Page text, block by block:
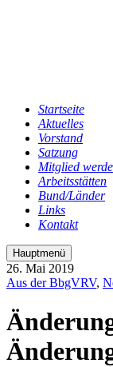
Startseite
Aktuelles
Vorstand
Satzung
Mitglied
Arbeitsstätten
Bund/Länder
Links
Kontakt
Hauptmenü
26. Mai 2019
Aus der BbgVRV,